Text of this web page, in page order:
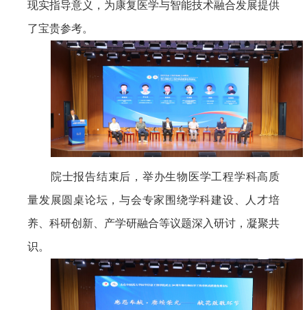
现实指导意义，为康复医学与智能技术融合发展提供
了宝贵参考。
院士报告结束后，举办生物医学工程学科高质
量发展圆桌论坛，与会专家围绕学科建设、人才培
养、科研创新、产学研融合等议题深入研讨，凝聚共
识。